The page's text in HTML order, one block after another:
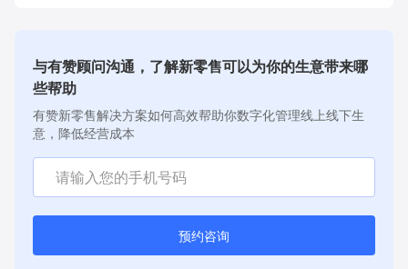
与有赞顾问沟通，了解新零售可以为你的生意带来哪
些帮助
有赞新零售解决方案如何高效帮助你数字化管理线上线下生
意，降低经营成本
预约咨询